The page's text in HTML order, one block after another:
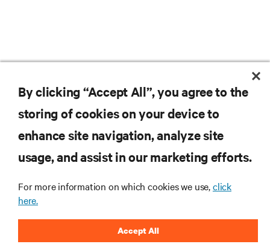
Vertivの最新情報をお
.新製品や業界動向に関する最新情
報をメールでお届けします。ぜひ
By clicking “Accept All”, you agree to the
storing of cookies on your device to
enhance site navigation, analyze site
usage, and assist in our marketing efforts.
For more information on which cookies we use,click
here.
Accept All